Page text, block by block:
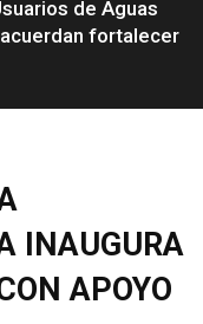
de Aguas
fortalecer
INAUGURA
APOYO